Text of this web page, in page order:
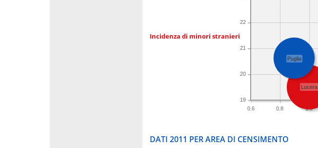
Incidenza di minori stranieri
0.6 0.8 1.0
19
20
21
22
Lucera
Puglia
DATI 2011 PER AREA DI CENSIMENTO